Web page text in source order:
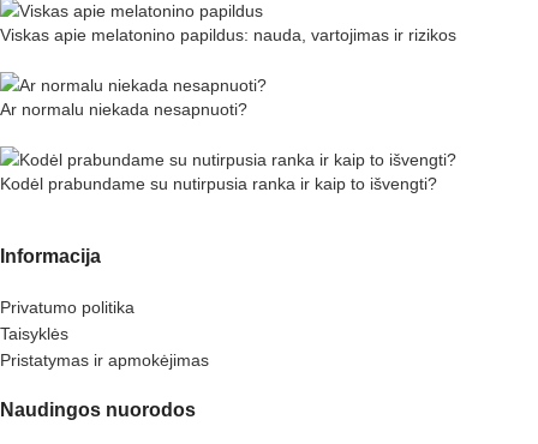
Viskas apie melatonino papildus: nauda, vartojimas ir rizikos
Ar normalu niekada nesapnuoti?
Kodėl prabundame su nutirpusia ranka ir kaip to išvengti?
Informacija
Privatumo politika
Taisyklės
Pristatymas ir apmokėjimas
Naudingos nuorodos